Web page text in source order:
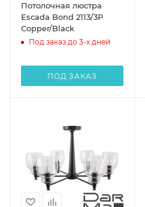
Потолочная люстра
Escada Bond 2113/3P
Copper/Black
Под заказ до 3-х дней
ПОД ЗАКАЗ